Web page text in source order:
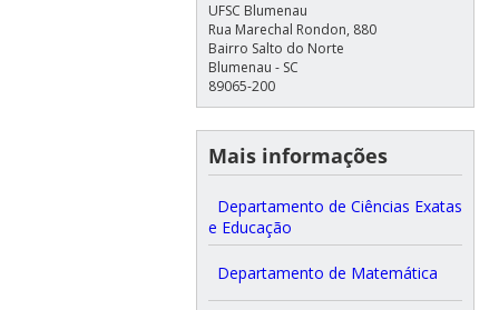
UFSC Blumenau
Rua Marechal Rondon, 880
Bairro Salto do Norte
Blumenau - SC
89065-200
Mais informações
Departamento de Ciências Exatas
e Educação
Departamento de Matemática